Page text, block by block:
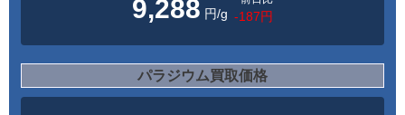
9,288 円/g -187円
パラジウム買取価格